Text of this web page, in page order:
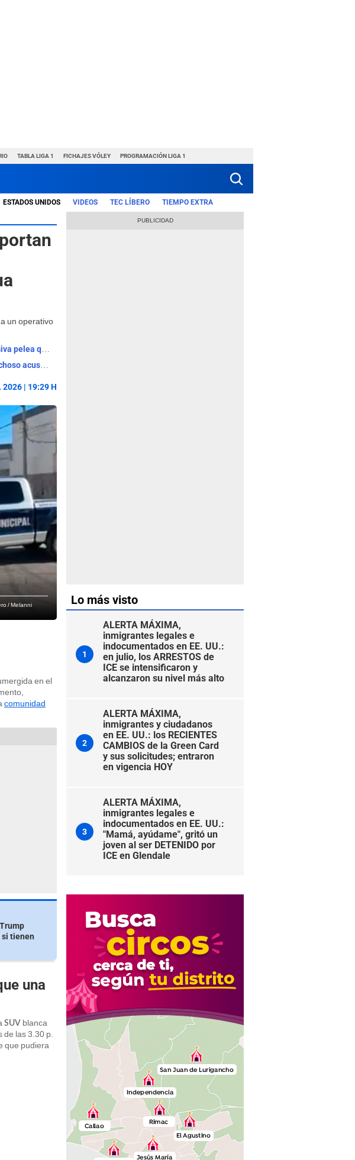
TABLA LIGA 1 FICHAJES VÓLEY PROGRAMACIÓN LIGA 1
ESTADOS UNIDOS VIDEOS TEC LÍBERO TIEMPO EXTRA
un operativo
ALERTA MÁXIMA en un Walmart de Brooklyn Park: hombre fue ARRESTADO tras agresiva pelea que terminó en APUÑALAMIENTO y HERIDOS
ALERTA MÁXIMA en Walmart de Missouri: reportan INTENSA BÚSQUEDA de un sospechoso acusado de apuntar con un ARMA a empleado
2026 | 19:29 H
/ Melanni
en el
comunidad
si tienen
una
SUV blanca
de las 3.30 p.
que pudiera
Lo más visto
1
ALERTA MÁXIMA,
inmigrantes legales e
indocumentados en EE. UU.:
en julio, los ARRESTOS de
ICE se intensificaron y
alcanzaron su nivel más alto
2
ALERTA MÁXIMA,
inmigrantes y ciudadanos
en EE. UU.: los RECIENTES
CAMBIOS de la Green Card
y sus solicitudes; entraron
en vigencia HOY
3
ALERTA MÁXIMA,
inmigrantes legales e
indocumentados en EE. UU.:
"Mamá, ayúdame", gritó un
joven al ser DETENIDO por
ICE en Glendale